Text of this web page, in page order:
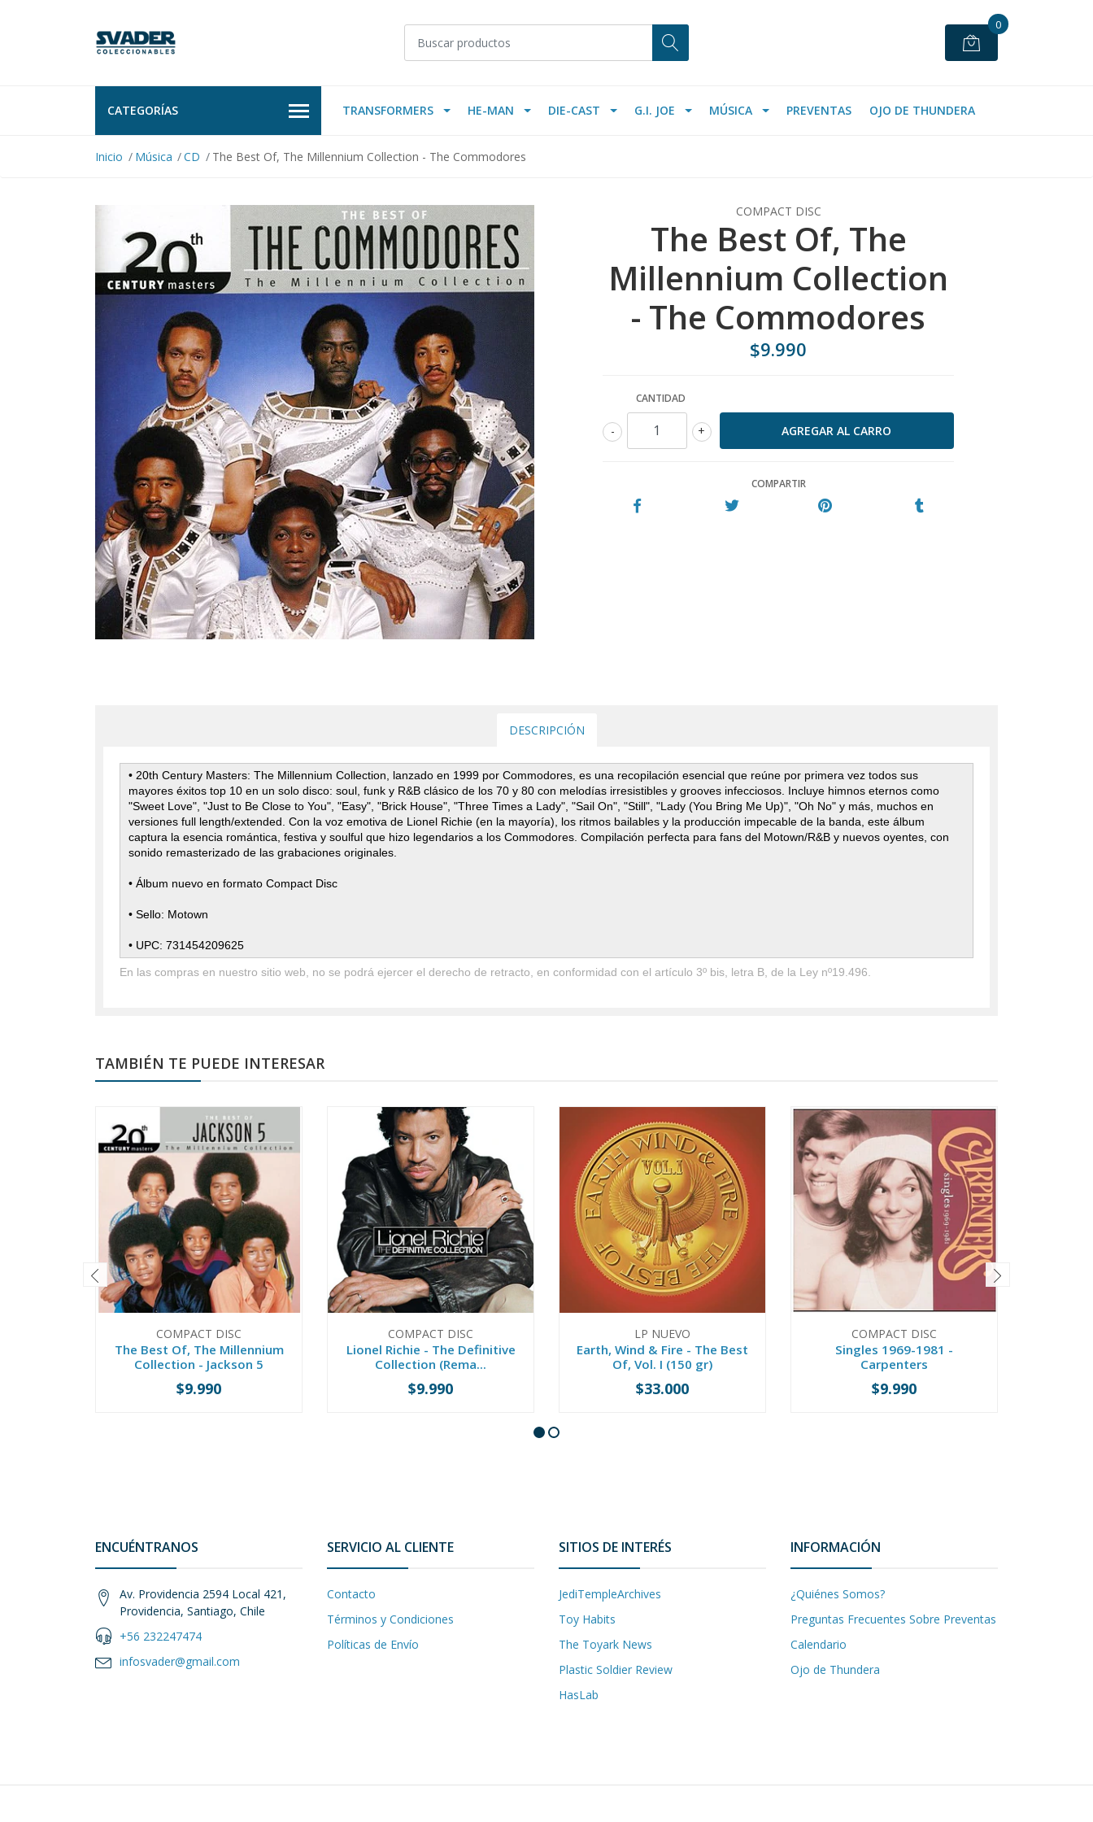
0
CATEGORÍAS TRANSFORMERS HE-MAN DIE-CAST G.I. JOE MÚSICA PREVENTAS OJO DE THUNDERA
Inicio Música CD The Best Of, The Millennium Collection - The Commodores
COMPACT DISC
The Best Of, The
Millennium Collection
- The Commodores
$9.990
CANTIDAD
+
-
COMPARTIR
DESCRIPCIÓN
• 20th Century Masters: The Millennium Collection, lanzado en 1999 por Commodores, es una recopilación esencial que reúne por primera vez todos sus
mayores éxitos top 10 en un solo disco: soul, funk y R&B clásico de los 70 y 80 con melodías irresistibles y grooves infecciosos. Incluye himnos eternos como
"Sweet Love", "Just to Be Close to You", "Easy", "Brick House", "Three Times a Lady", "Sail On", "Still", "Lady (You Bring Me Up)", "Oh No" y más, muchos en
versiones full length/extended. Con la voz emotiva de Lionel Richie (en la mayoría), los ritmos bailables y la producción impecable de la banda, este álbum
captura la esencia romántica, festiva y soulful que hizo legendarios a los Commodores. Compilación perfecta para fans del Motown/R&B y nuevos oyentes, con
sonido remasterizado de las grabaciones originales.
• Álbum nuevo en formato Compact Disc
• Sello: Motown
• UPC: 731454209625
En las compras en nuestro sitio web, no se podrá ejercer el derecho de retracto, en conformidad con el artículo 3º bis, letra B, de la Ley nº19.496.
TAMBIÉN TE PUEDE INTERESAR
COMPACT DISC
The Best Of, The Millennium
Collection - Jackson 5
+
$9.990
COMPACT DISC
Lionel Richie - The Definitive
Collection (Rema...
+
$9.990
LP NUEVO
Earth, Wind & Fire - The Best
Of, Vol. I (150 gr)
+
$33.000
COMPACT DISC
Singles 1969-1981 -
Carpenters
+
$9.990
ENCUÉNTRANOS
Av. Providencia 2594 Local 421,
Providencia, Santiago, Chile
+56 232247474
infosvader@gmail.com
SERVICIO AL CLIENTE
Contacto
Términos y Condiciones
Políticas de Envío
SITIOS DE INTERÉS
JediTempleArchives
Toy Habits
The Toyark News
Plastic Soldier Review
HasLab
INFORMACIÓN
¿Quiénes Somos?
Preguntas Frecuentes Sobre Preventas
Calendario
Ojo de Thundera